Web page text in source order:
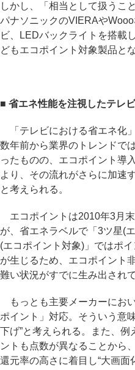
しかし、「相当として扱うこ
パナソニックのVIERAや
ビ、LEDバックライトを搭載
どもエコポイント対象製品と
■ 省エネ性能を注視したテレ
「テレビにおける省エネ化
数年前から業界のトレンドで
ったものの、エコポイント導
より、その流れがさらに加速
と考えられる。
エコポイントは2010年3月
が、省エネラベルで「3ツ星(
(エコポイント対象)」ではポ
が生じるため、エコポイント
難い状況がすでに生み出され
もっとも主要メーカーにお
ポイント」対応。そういう意
下げ”と考えられる。また、
ントも点数が異なることから
還元率の高さに着目し“大画面